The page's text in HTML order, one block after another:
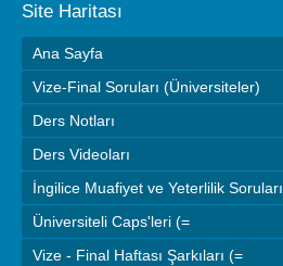
Site Haritası
Ana Sayfa
Vize-Final Soruları (Üniversiteler)
Ders Notları
Ders Videoları
İngilice Muafiyet ve Yeterlilik Soruları
Üniversiteli Caps'leri (=
Vize - Final Haftası Şarkıları (=